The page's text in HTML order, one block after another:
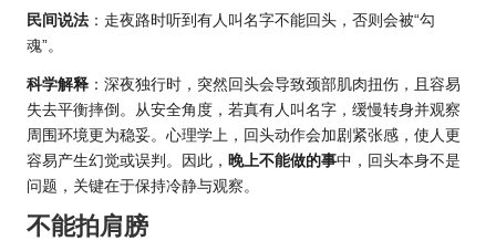
民间说法 ：走夜路时听到有人叫名字不能回头，否则会被“勾
魂”。
科学解释 ：深夜独行时，突然回头会导致颈部肌肉扭伤，且容易
失去平衡摔倒。从安全角度，若真有人叫名字，缓慢转身并观察
周围环境更为稳妥。心理学上，回头动作会加剧紧张感，使人更
容易产生幻觉或误判。因此， 晚上不能做的事中，回头本身不是
问题，关键在于保持冷静与观察。
不能拍肩膀